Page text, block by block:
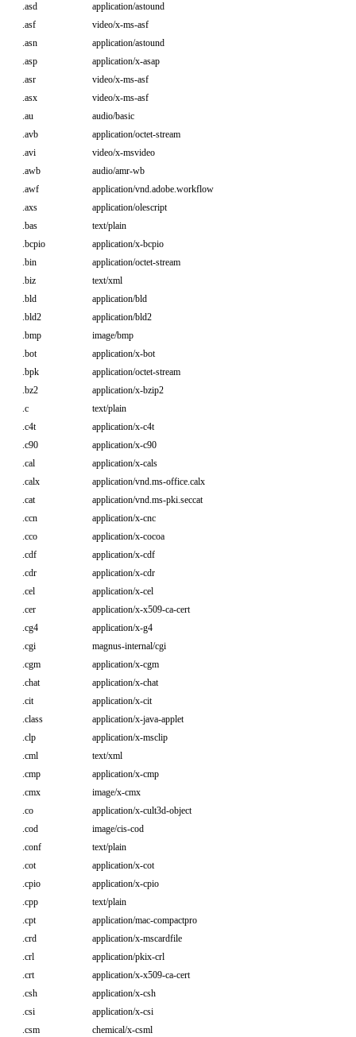
.asd
application/astound
.asf
video/x-ms-asf
.asn
application/astound
.asp
application/x-asap
.asr
video/x-ms-asf
.asx
video/x-ms-asf
.au
audio/basic
.avb
application/octet-stream
.avi
video/x-msvideo
.awb
audio/amr-wb
.awf
application/vnd.adobe.workflow
.axs
application/olescript
.bas
text/plain
.bcpio
application/x-bcpio
.bin
application/octet-stream
.biz
text/xml
.bld
application/bld
.bld2
application/bld2
.bmp
image/bmp
.bot
application/x-bot
.bpk
application/octet-stream
.bz2
application/x-bzip2
.c
text/plain
.c4t
application/x-c4t
.c90
application/x-c90
.cal
application/x-cals
.calx
application/vnd.ms-office.calx
.cat
application/vnd.ms-pki.seccat
.ccn
application/x-cnc
.cco
application/x-cocoa
.cdf
application/x-cdf
.cdr
application/x-cdr
.cel
application/x-cel
.cer
application/x-x509-ca-cert
.cg4
application/x-g4
.cgi
magnus-internal/cgi
.cgm
application/x-cgm
.chat
application/x-chat
.cit
application/x-cit
.class
application/x-java-applet
.clp
application/x-msclip
.cml
text/xml
.cmp
application/x-cmp
.cmx
image/x-cmx
.co
application/x-cult3d-object
.cod
image/cis-cod
.conf
text/plain
.cot
application/x-cot
.cpio
application/x-cpio
.cpp
text/plain
.cpt
application/mac-compactpro
.crd
application/x-mscardfile
.crl
application/pkix-crl
.crt
application/x-x509-ca-cert
.csh
application/x-csh
.csi
application/x-csi
.csm
chemical/x-csml